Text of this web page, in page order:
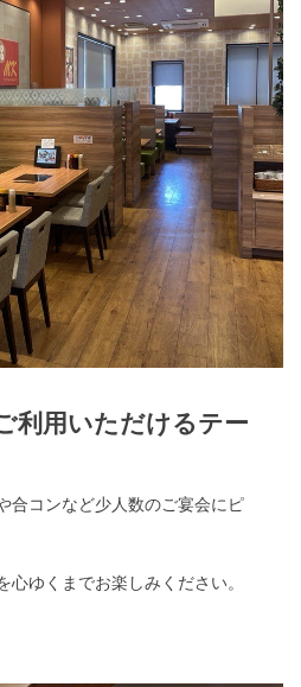
利用いただけるテー
合コンなど少人数のご宴会にピ
ゆくまでお楽しみください。